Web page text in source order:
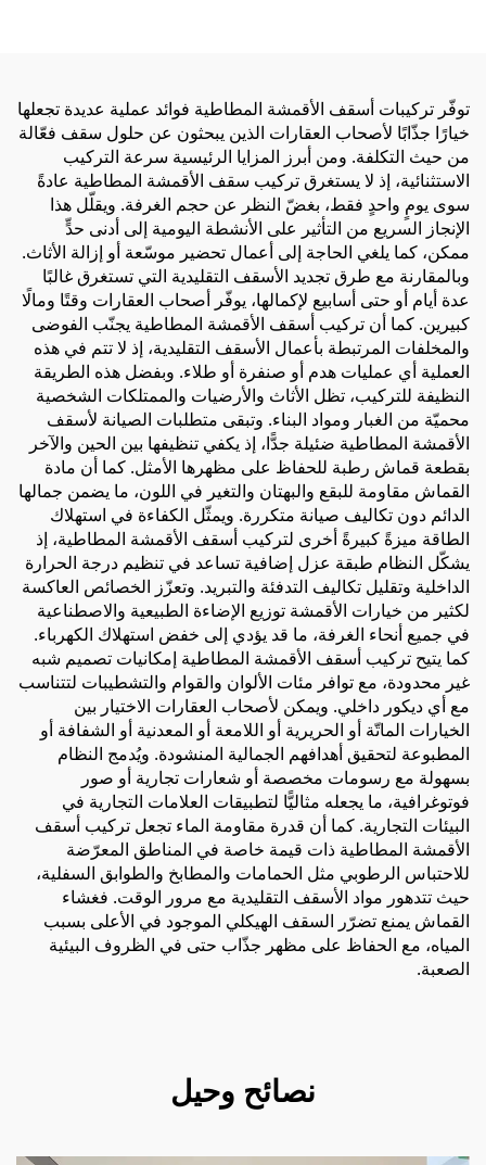
توفّر تركيبات أسقف الأقمشة المطاطية فوائد عملية عديدة تجعلها
خيارًا جذّابًا لأصحاب العقارات الذين يبحثون عن حلول سقف فعّالة
من حيث التكلفة. ومن أبرز المزايا الرئيسية سرعة التركيب
الاستثنائية، إذ لا يستغرق تركيب سقف الأقمشة المطاطية عادةً
سوى يومٍ واحدٍ فقط، بغضّ النظر عن حجم الغرفة. ويقلّل هذا
الإنجاز السريع من التأثير على الأنشطة اليومية إلى أدنى حدٍّ
ممكن، كما يلغي الحاجة إلى أعمال تحضير موسّعة أو إزالة الأثاث.
وبالمقارنة مع طرق تجديد الأسقف التقليدية التي تستغرق غالبًا
عدة أيام أو حتى أسابيع لإكمالها، يوفّر أصحاب العقارات وقتًا ومالًا
كبيرين. كما أن تركيب أسقف الأقمشة المطاطية يجنّب الفوضى
والمخلفات المرتبطة بأعمال الأسقف التقليدية، إذ لا تتم في هذه
العملية أي عمليات هدم أو صنفرة أو طلاء. وبفضل هذه الطريقة
النظيفة للتركيب، تظل الأثاث والأرضيات والممتلكات الشخصية
محميّة من الغبار ومواد البناء. وتبقى متطلبات الصيانة لأسقف
الأقمشة المطاطية ضئيلة جدًّا، إذ يكفي تنظيفها بين الحين والآخر
بقطعة قماش رطبة للحفاظ على مظهرها الأمثل. كما أن مادة
القماش مقاومة للبقع والبهتان والتغير في اللون، ما يضمن جمالها
الدائم دون تكاليف صيانة متكررة. ويمثّل الكفاءة في استهلاك
الطاقة ميزةً كبيرةً أخرى لتركيب أسقف الأقمشة المطاطية، إذ
يشكّل النظام طبقة عزل إضافية تساعد في تنظيم درجة الحرارة
الداخلية وتقليل تكاليف التدفئة والتبريد. وتعزّز الخصائص العاكسة
لكثير من خيارات الأقمشة توزيع الإضاءة الطبيعية والاصطناعية
في جميع أنحاء الغرفة، ما قد يؤدي إلى خفض استهلاك الكهرباء.
كما يتيح تركيب أسقف الأقمشة المطاطية إمكانيات تصميم شبه
غير محدودة، مع توافر مئات الألوان والقوام والتشطيبات لتتناسب
مع أي ديكور داخلي. ويمكن لأصحاب العقارات الاختيار بين
الخيارات الماتّة أو الحريرية أو اللامعة أو المعدنية أو الشفافة أو
المطبوعة لتحقيق أهدافهم الجمالية المنشودة. ويُدمج النظام
بسهولة مع رسومات مخصصة أو شعارات تجارية أو صور
فوتوغرافية، ما يجعله مثاليًّا لتطبيقات العلامات التجارية في
البيئات التجارية. كما أن قدرة مقاومة الماء تجعل تركيب أسقف
الأقمشة المطاطية ذات قيمة خاصة في المناطق المعرّضة
للاحتباس الرطوبي مثل الحمامات والمطابخ والطوابق السفلية،
حيث تتدهور مواد الأسقف التقليدية مع مرور الوقت. فغشاء
القماش يمنع تضرّر السقف الهيكلي الموجود في الأعلى بسبب
المياه، مع الحفاظ على مظهر جذّاب حتى في الظروف البيئية
الصعبة.
نصائح وحيل